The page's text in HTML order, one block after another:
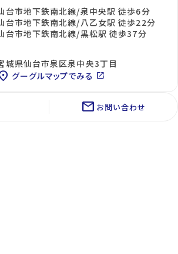
台市地下鉄南北線/泉中央駅 徒歩6分
台市地下鉄南北線/八乙女駅 徒歩22分
台市地下鉄南北線/黒松駅 徒歩37分
城県仙台市泉区泉中央3丁目
グーグルマップでみる open_in_new
mail お問い合わせ